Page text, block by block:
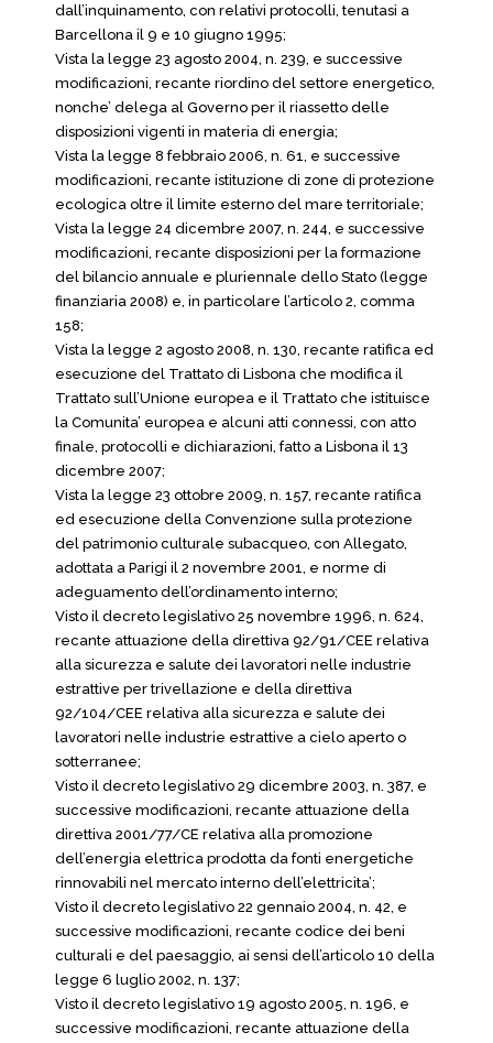
dall’inquinamento, con relativi protocolli, tenutasi a
Barcellona il 9 e 10 giugno 1995;
Vista la legge 23 agosto 2004, n. 239, e successive
modificazioni, recante riordino del settore energetico,
nonche’ delega al Governo per il riassetto delle
disposizioni vigenti in materia di energia;
Vista la legge 8 febbraio 2006, n. 61, e successive
modificazioni, recante istituzione di zone di protezione
ecologica oltre il limite esterno del mare territoriale;
Vista la legge 24 dicembre 2007, n. 244, e successive
modificazioni, recante disposizioni per la formazione
del bilancio annuale e pluriennale dello Stato (legge
finanziaria 2008) e, in particolare l’articolo 2, comma
158;
Vista la legge 2 agosto 2008, n. 130, recante ratifica ed
esecuzione del Trattato di Lisbona che modifica il
Trattato sull’Unione europea e il Trattato che istituisce
la Comunita’ europea e alcuni atti connessi, con atto
finale, protocolli e dichiarazioni, fatto a Lisbona il 13
dicembre 2007;
Vista la legge 23 ottobre 2009, n. 157, recante ratifica
ed esecuzione della Convenzione sulla protezione
del patrimonio culturale subacqueo, con Allegato,
adottata a Parigi il 2 novembre 2001, e norme di
adeguamento dell’ordinamento interno;
Visto il decreto legislativo 25 novembre 1996, n. 624,
recante attuazione della direttiva 92/91/CEE relativa
alla sicurezza e salute dei lavoratori nelle industrie
estrattive per trivellazione e della direttiva
92/104/CEE relativa alla sicurezza e salute dei
lavoratori nelle industrie estrattive a cielo aperto o
sotterranee;
Visto il decreto legislativo 29 dicembre 2003, n. 387, e
successive modificazioni, recante attuazione della
direttiva 2001/77/CE relativa alla promozione
dell’energia elettrica prodotta da fonti energetiche
rinnovabili nel mercato interno dell’elettricita’;
Visto il decreto legislativo 22 gennaio 2004, n. 42, e
successive modificazioni, recante codice dei beni
culturali e del paesaggio, ai sensi dell’articolo 10 della
legge 6 luglio 2002, n. 137;
Visto il decreto legislativo 19 agosto 2005, n. 196, e
successive modificazioni, recante attuazione della